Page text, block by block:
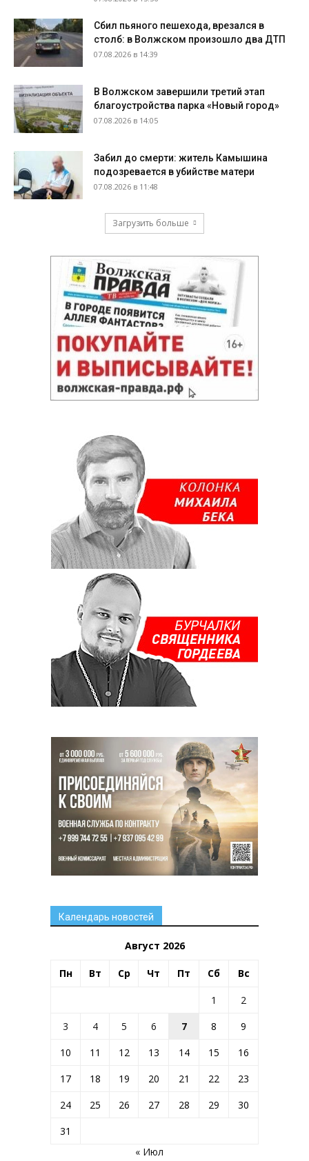
Сбил пьяного пешехода, врезался в
столб: в Волжском произошло два ДТП
07.08.2026 в 14:39
В Волжском завершили третий этап
благоустройства парка «Новый город»
07.08.2026 в 14:05
Забил до смерти: житель Камышина
подозревается в убийстве матери
07.08.2026 в 11:48
Загрузить больше
Календарь новостей
Август 2026
Пн Вт Ср Чт Пт Сб Вс
1
2
3
4 5 6 7 8
9
10
11 12 13 14 15
16
17
18 19 20 21 22
23
24
25 26 27 28 29
30
31
« Июл